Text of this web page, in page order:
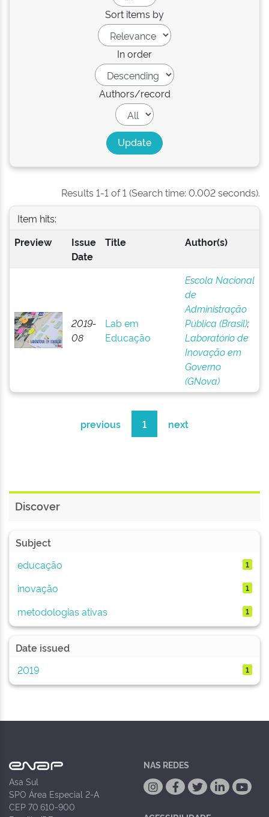
Sort items by
In order
Authors/record
Results 1-1 of 1 (Search time: 0.002 seconds).
Item hits:
Preview
Issue
Date
Title Author(s)
2019-
08
Lab em
Educação
Escola Nacional
de
Administração
Pública (Brasil);
Laboratório de
Inovação em
Governo
(GNova)
previous 1 next
Discover
Subject
educação
1
inovação 1
metodologias ativas 1
Date issued
2019
1
Asa Sul
SPO Área Especial 2-A
CEP 70.610-900
NAS REDES